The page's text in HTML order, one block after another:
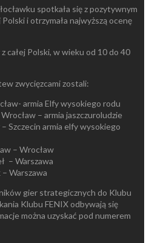
spotkała się z pozytywnym
i otrzymała najwyższą ocenę
całej Polski, w wieku od 10 do 40
zwycięzcami zostali:
armia Elfy wysokiego rodu
– armia jaszczuroludzie
Szczecin armia elfy wysokiego
– Wrocław
– Warszawa
Warszawa
gier strategicznych do Klubu
Klubu FENIX odbywają się
można uzyskać pod numerem